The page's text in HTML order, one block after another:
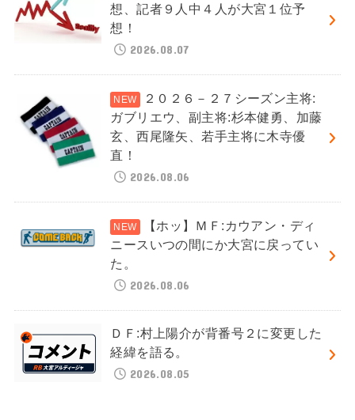
想、記者９人中４人が大宮１位予
想！
2026.08.07
２０２６－２７シーズン主将:
ガブリエウ、副主将:杉本健勇、加藤
玄、西尾隆矢、若手主将に木寺優
直！
2026.08.06
【ホッ】ＭＦ:カウアン・ディ
ニースいつの間にか大宮に戻ってい
た。
2026.08.06
ＤＦ:村上陽介が背番号２に変更した
経緯を語る。
2026.08.05